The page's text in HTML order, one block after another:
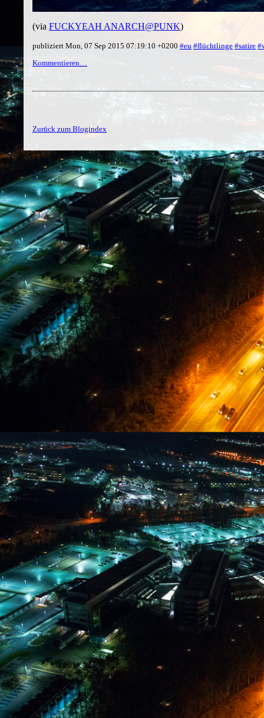
(via FUCKYEAH ANARCH@PUNK)
publiziert Mon, 07 Sep 2015 07:19:10 +0200 #eu #flüchtlinge #satire
Kommentieren…
Zurück zum Blogindex